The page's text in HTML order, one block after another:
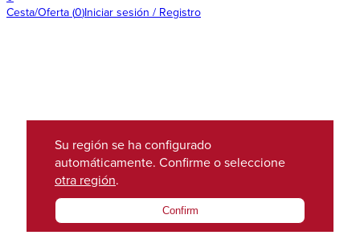
Cesta/Oferta (0)Iniciar sesión / Registro
Su región se ha configurado
automáticamente. Confirme o seleccione
otra región.
Confirm